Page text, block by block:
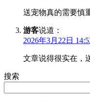
送宠物真的需要慎
游客说道：
2026年3月22日
文章说得很实在，
搜索